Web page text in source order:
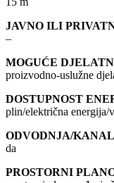
JAVNO ILI
–
MOGUĆE
proizvodno-uslužne
DOSTUPNOST
plin/električna energija/
ODVODNJA/
da
PROSTORNI